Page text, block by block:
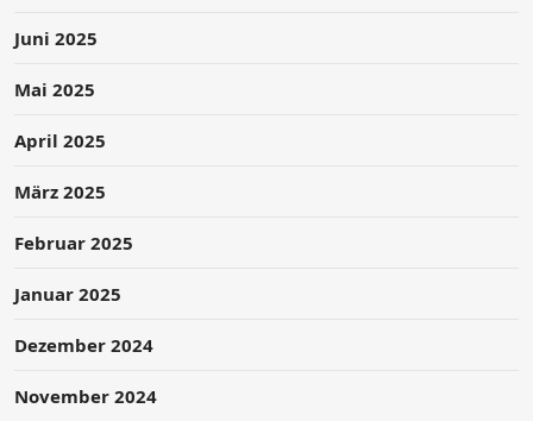
Juni 2025
Mai 2025
April 2025
März 2025
Februar 2025
Januar 2025
Dezember 2024
November 2024